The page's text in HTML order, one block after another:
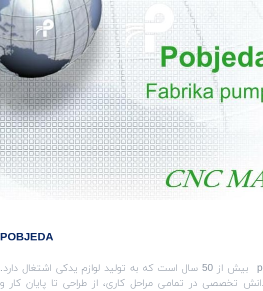
POBJEDA
شرکت pobjeda بیش از 50 سال است که به تولید لوازم یدکی اشتغال دارد.
تخصصی در تمامی مراحل کاری، از طراحی تا پایان کار و